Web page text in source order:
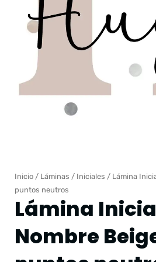
Inicio / Láminas / Iniciales / Lámina
puntos neutros
Lámina
Nombre